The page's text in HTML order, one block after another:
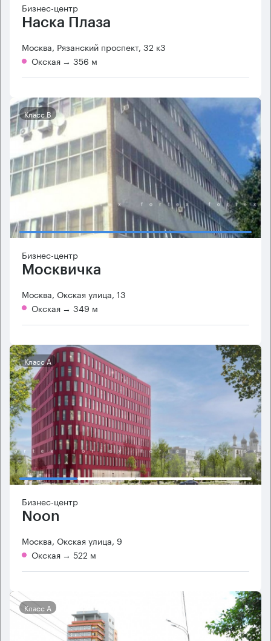
Бизнес-центр
Наска Плаза
Москва, Рязанский проспект, 32 к3
Окская → 356 м
Класс B
Бизнес-центр
Москвичка
Москва, Окская улица, 13
Окская → 349 м
Класс А
Бизнес-центр
Noon
Москва, Окская улица, 9
Окская → 522 м
Класс А